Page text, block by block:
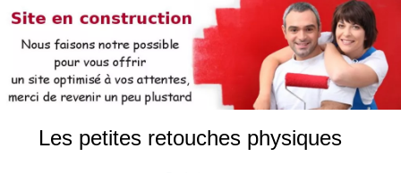
Les petites retouches physiques